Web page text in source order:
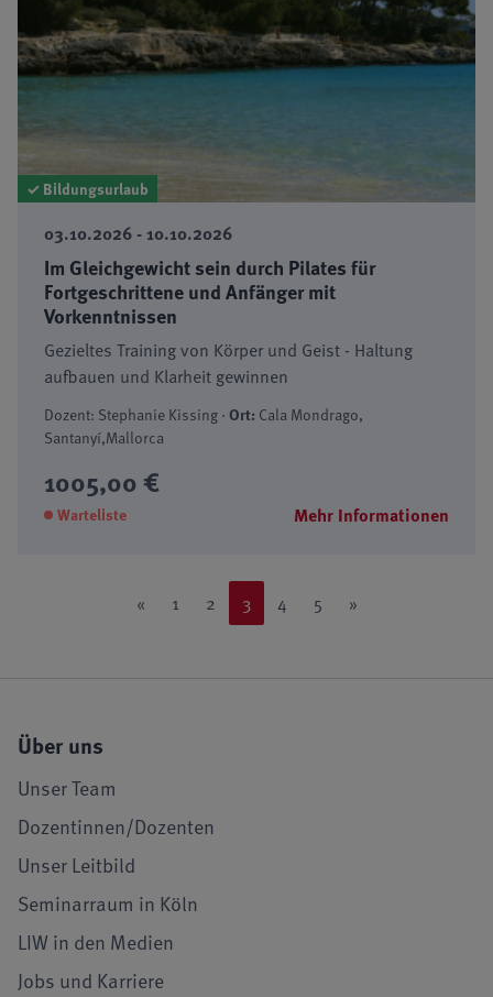
✓ Bildungsurlaub
03.10.2026 - 10.10.2026
Im Gleichgewicht sein durch Pilates für
Fortgeschrittene und Anfänger mit
Vorkenntnissen
Gezieltes Training von Körper und Geist - Haltung
aufbauen und Klarheit gewinnen
Dozent: Stephanie Kissing ·Ort: Cala Mondrago,
Santanyí,Mallorca
1005,00 €
Warteliste Mehr Informationen
« 1 2 3 4 5 »
Über uns
Unser Team
Dozentinnen/Dozenten
Unser Leitbild
Seminarraum in Köln
LIW in den Medien
Jobs und Karriere